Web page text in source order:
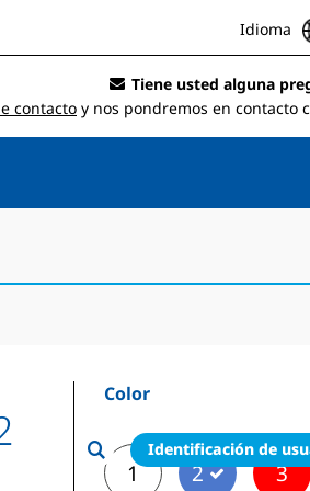
Idioma
Tiene usted alguna
contacto y nos pondremos en contacto
Identificación de
Color
1 2 3